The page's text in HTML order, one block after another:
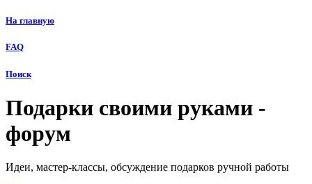
На главную
FAQ
Поиск
Подарки своими руками -
форум
Идеи, мастер-классы, обсуждение подарков ручной работы